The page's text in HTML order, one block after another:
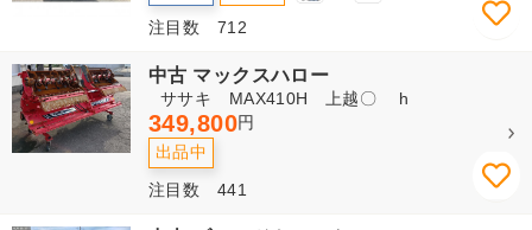
注目数 712
中古 マックスハロー
ササキ MAX410H 上越〇 h
349,800円
出品中
注目数 441